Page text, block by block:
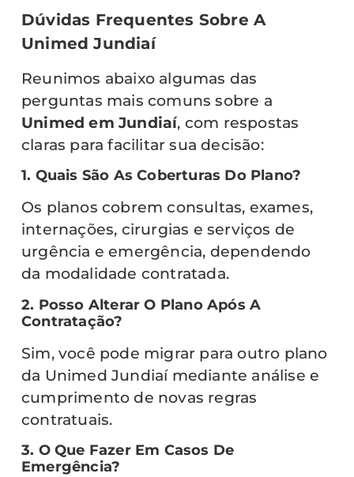
Dúvidas Frequentes Sobre A
Unimed Jundiaí
Reunimos abaixo algumas das
perguntas mais comuns sobre a
Unimed em Jundiaí, com respostas
claras para facilitar sua decisão:
1. Quais São As Coberturas Do Plano?
Os planos cobrem consultas, exames,
internações, cirurgias e serviços de
urgência e emergência, dependendo
da modalidade contratada.
2. Posso Alterar O Plano Após A
Contratação?
Sim, você pode migrar para outro plano
da Unimed Jundiaí mediante análise e
cumprimento de novas regras
contratuais.
3. O Que Fazer Em Casos De
Emergência?